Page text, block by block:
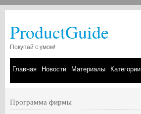
ProductGuide
Покупай с умом!
Главная Новости Материалы Категории
Программа фирмы